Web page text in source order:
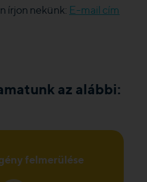
írjon nekünk: E-mail cím
az alábbi:
felmerülése